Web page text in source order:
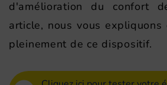
d'amélioration du confort
article, nous vous expliquons
pleinement de ce dispositif.